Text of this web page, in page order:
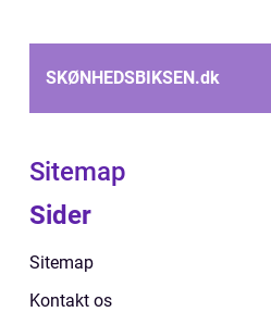
SKØNHEDSBIKSEN.dk
Sitemap
Sider
Sitemap
Kontakt os